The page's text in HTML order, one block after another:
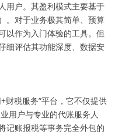
用户。其盈利模式主要基于
。对于业务极其简单、预算
以作为入门体验的工具。但
细评估其功能深度、数据安
财税服务”平台，它不仅提供
用户与专业的代账服务人
记账报税等事务完全外包的